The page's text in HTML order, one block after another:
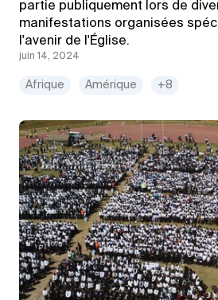
partie publiquement lors de
manifestations organisées
l'avenir de l'Église.
juin 14, 2024
Afrique Amérique +8